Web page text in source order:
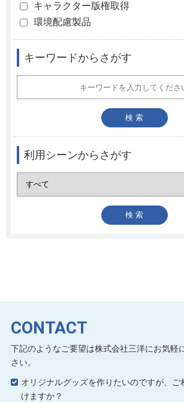
キャラクター版権取得
環境配慮製品
キーワードからさがす
利用シーンからさがす
CONTACT
下記のようなご要望は株式会社三洋にお気軽
さい。
オリジナルグッズを作りたいのですが、ご
けますか？